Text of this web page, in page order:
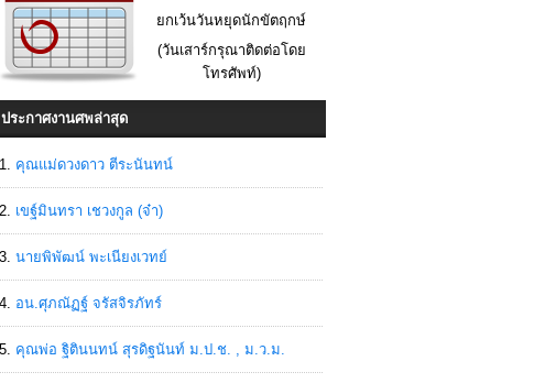
ยกเว้นวันหยุดนักขัตฤกษ์
(วันเสาร์กรุณาติดต่อโดย
โทรศัพท์)
ประกาศงานศพล่าสุด
คุณแม่ดวงดาว ตีระนันทน์
เขฐ์มินทรา เชวงกูล (จ๋า)
นายพิพัฒน์ พะเนียงเวทย์
อน.ศุภณัฏฐ์ จรัสจิรภัทร์
คุณพ่อ ฐิตินนทน์ สุรดิฐนันท์ ม.ป.ช. , ม.ว.ม.